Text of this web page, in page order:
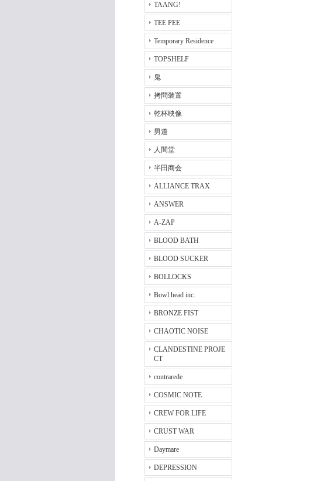
TAANG!
TEE PEE
Temporary Residence
TOPSHELF
鬼
拷問装置
乾杯映像
男道
人間堂
半田商会
ALLIANCE TRAX
ANSWER
A-ZAP
BLOOD BATH
BLOOD SUCKER
BOLLOCKS
Bowl head inc.
BRONZE FIST
CHAOTIC NOISE
CLANDESTINE PROJE
CT
contrarede
COSMIC NOTE
CREW FOR LIFE
CRUST WAR
Daymare
DEPRESSION